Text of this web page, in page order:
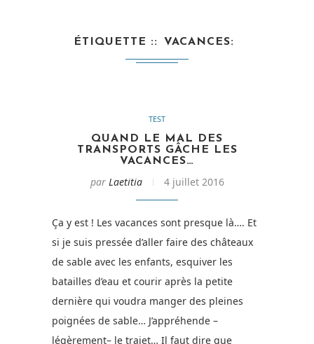
ÉTIQUETTE : VACANCES
TEST
QUAND LE MAL DES
TRANSPORTS GÂCHE LES
VACANCES…
par Laetitia 4 juillet 2016
Ça y est ! Les vacances sont presque là…. Et
si je suis pressée d’aller faire des châteaux
de sable avec les enfants, esquiver les
batailles d’eau et courir après la petite
dernière qui voudra manger des pleines
poignées de sable… J’appréhende –
légèrement– le trajet… Il faut dire que